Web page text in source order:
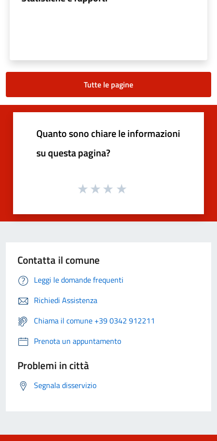
Tutte le pagine
Quanto sono chiare le informazioni
su questa pagina?
Contatta il comune
Leggi le domande frequenti
Richiedi Assistenza
Chiama il comune +39 0342 912211
Prenota un appuntamento
Problemi in città
Segnala disservizio